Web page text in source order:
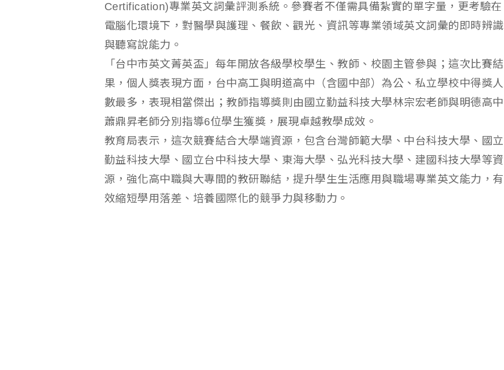
Certification)專業英文詞彙評測系統。參賽者不僅需具備紮實的單字量，更考驗在
電腦化環境下，對醫學與護理、餐飲、觀光、資訊等專業領域英文詞彙的即時辨識
與聽寫說能力。
「台中市英文菁英盃」每年開放各級學校學生、教師、校園主管參與；這次比賽結
果，個人獎表現方面，台中高工與明道高中（含國中部）為公、私立學校中得獎人
數最多，表現相當傑出；教師指導獎則由國立勤益科技大學林宗宏老師與明德高中
蕭鼎昇老師分別指導6位學生獲獎，展現卓越教學成效。
教育局表示，這次競賽結合大學端資源，包含台灣師範大學、中台科技大學、國立
勤益科技大學、國立台中科技大學、東海大學、弘光科技大學、建國科技大學等資
源，強化高中職與大專間的教研聯結，提升學生生活應用與職場專業英文能力，有
效縮短學用落差、培養國際化的競爭力與移動力。